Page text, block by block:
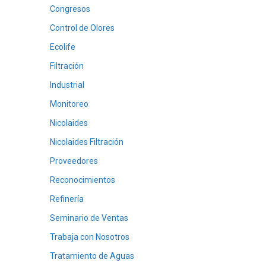
Congresos
Control de Olores
Ecolife
Filtración
Industrial
Monitoreo
Nicolaides
Nicolaides Filtración
Proveedores
Reconocimientos
Refinería
Seminario de Ventas
Trabaja con Nosotros
Tratamiento de Aguas